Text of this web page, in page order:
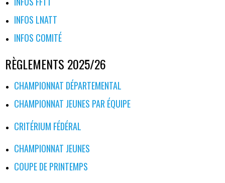
INFOS LNATT
INFOS COMITÉ
RÈGLEMENTS 2025/26
CHAMPIONNAT DÉPARTEMENTAL
CHAMPIONNAT JEUNES PAR ÉQUIPE
CRITÉRIUM FÉDÉRAL
CHAMPIONNAT JEUNES
COUPE DE PRINTEMPS